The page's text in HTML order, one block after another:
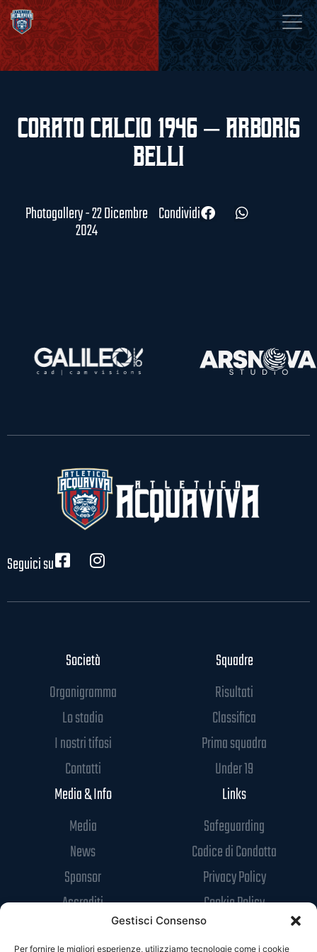
Gestisci Consenso
Per fornire le migliori esperienze, utilizziamo tecnologie come i cookie
Corato Calcio 1946 – Arboris
Belli
Photogallery - 22 Dicembre
2024
Condividi
Seguici su
Società
Organigramma
Lo stadio
I nostri tifosi
Contatti
Squadre
Risultati
Classifica
Prima squadra
Under 19
Media & Info
Media
News
Sponsor
Accrediti
Links
Safeguarding
Codice di Condotta
Privacy Policy
Cookie Policy